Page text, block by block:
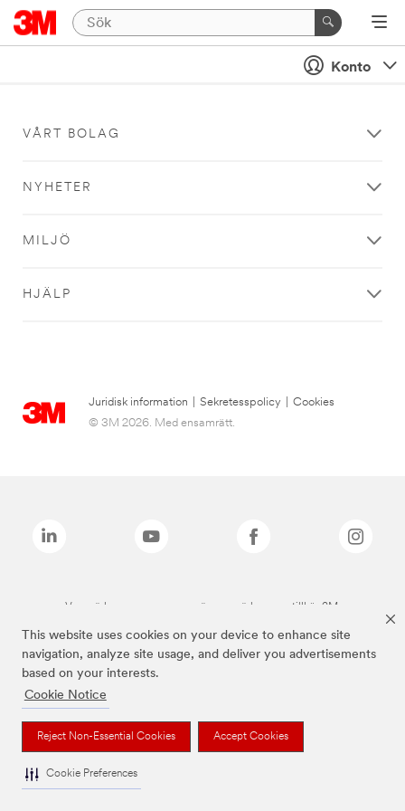
This website uses cookies on your device to enhance site
navigation, analyze site usage, and deliver you advertisements
based on your interests.
Cookie Notice
Reject Non-Essential Cookies Accept Cookies
Cookie Preferences
Konto
VÅRT BOLAG
NYHETER
MILJÖ
HJÄLP
Juridisk information Sekretesspolicy
Cookies
© 3M 2026. Med ensamrätt.
Varumärken som anges ovan är varumärken som tillhör 3M.